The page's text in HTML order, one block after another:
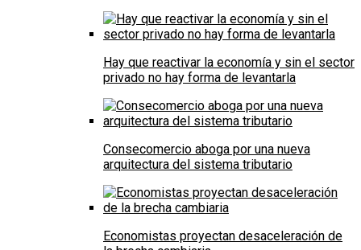
Hay que reactivar la economía y sin el sector
privado no hay forma de levantarla
Consecomercio aboga por una nueva
arquitectura del sistema tributario
Economistas proyectan desaceleración de